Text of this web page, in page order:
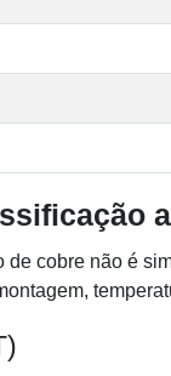
cobre não é